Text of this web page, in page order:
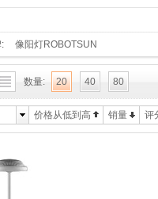
像阳灯ROBOTSUN
数量: 20 40 80
价格从低到高 销量 评